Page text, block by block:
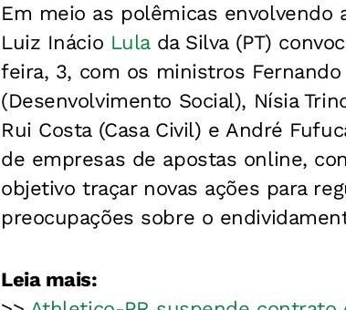
Em meio as polêmicas envolvendo
Luiz Inácio Lulada Silva (PT)
feira, 3, com os ministros
(Desenvolvimento Social), Nísia
Rui Costa (Casa Civil) e André
de empresas de apostas online,
objetivo traçar novas ações para
preocupações sobre o
Leia mais: